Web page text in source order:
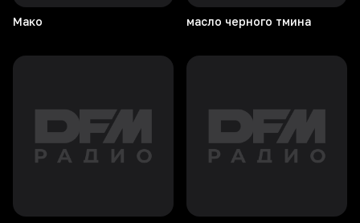
Мако масло черного тмина